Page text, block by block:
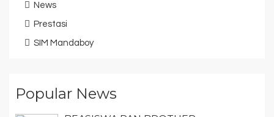
News
Prestasi
SIM Mandaboy
Popular News